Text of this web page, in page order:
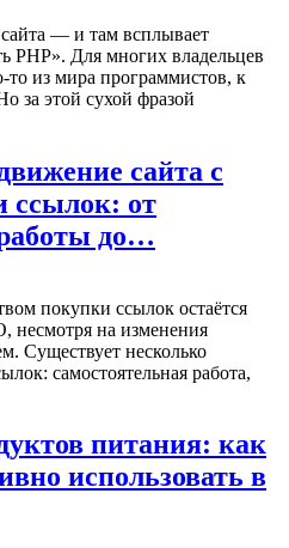
— и там всплывает
PHP». Для многих владельцев
то из мира программистов, к
за этой сухой фразой
сайта с
ссылок: от
до…
покупки ссылок остаётся
несмотря на изменения
Существует несколько
самостоятельная работа,
питания: как
использовать в